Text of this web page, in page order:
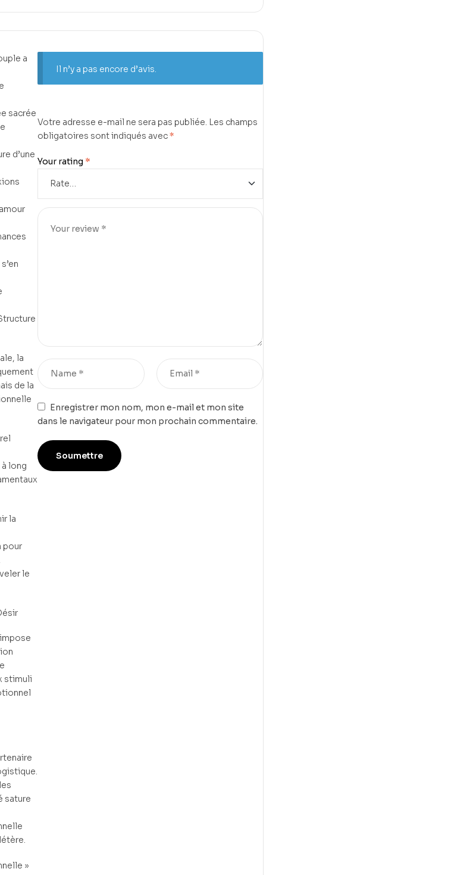
a
sacrée
d’une
la
de la
long
la
pour
le
stimuli
sature
»
Il n’y a pas encore d’avis.
Votre adresse e-mail ne sera pas publiée. Les champs
obligatoires sont indiqués avec*
Your rating *
Enregistrer mon nom, mon e-mail et mon site
dans le navigateur pour mon prochain commentaire.